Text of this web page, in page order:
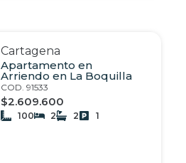
Cartagena
Apartamento en
Arriendo en La Boquilla
COD. 91533
$2.609.600
100 2 2 1